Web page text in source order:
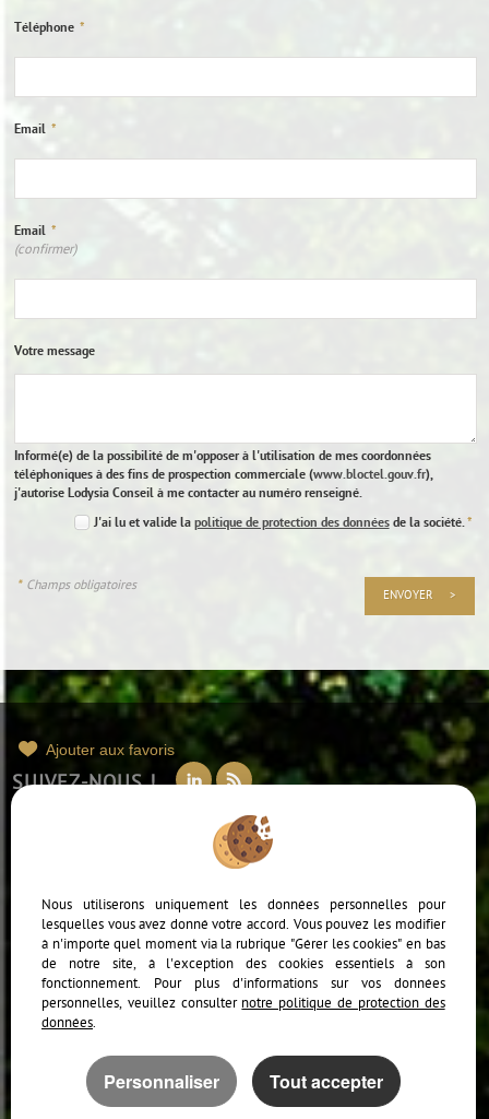
Téléphone *
Email *
Email *
(confirmer)
Votre message
Informé(e) de la possibilité de m'opposer à l'utilisation de mes coordonnées
téléphoniques à des fins de prospection commerciale (www.bloctel.gouv.fr),
j'autorise Lodysia Conseil à me contacter au numéro renseigné.
J'ai lu et valide lapolitique de protection des données de la société.*
* Champs obligatoires
Ajouter aux favoris
SUIVEZ-NOUS !
Politique de protection des données
tablette ou votre smartphone, notre site s’adapte automatiquement aux
différents types d'écrans
Nous utiliserons uniquement les données personnelles pour
lesquelles vous avez donné votre accord. Vous pouvez les modifier
à n'importe quel moment via la rubrique "Gérer les cookies" en bas
de notre site, à l'exception des cookies essentiels à son
fonctionnement. Pour plus d'informations sur vos données
personnelles, veuillez consulter notre politique de protection des
données.
Personnaliser Tout accepter